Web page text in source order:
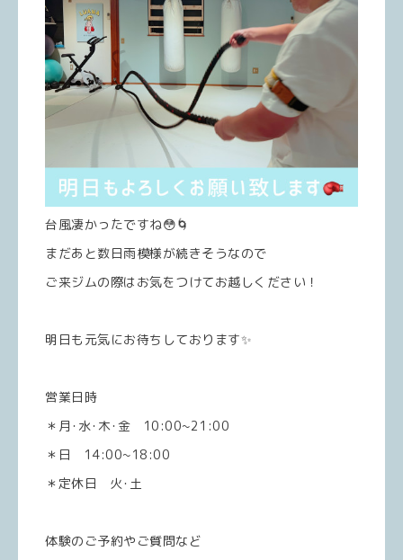
台風凄かったですね😳🌀
まだあと数日雨模様が続きそうなので
ご来ジムの際はお気をつけてお越しください！
明日も元気にお待ちしております✨
営業日時
＊月･水･木･金 10:00~21:00
＊日 14:00~18:00
＊定休日 火･土
体験のご予約やご質問など